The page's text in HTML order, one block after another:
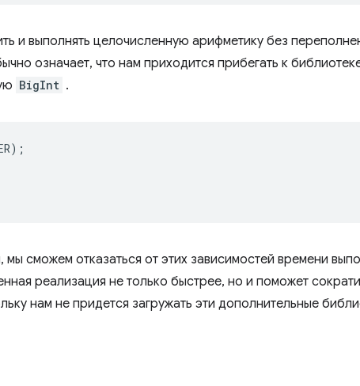
и выполнять целочисленную арифметику без
означает, что нам приходится прибегать к
BigInt .
);
мы сможем отказаться от этих зависимостей времени
реализация не только быстрее, но и поможет
нам не придется загружать эти дополнительные